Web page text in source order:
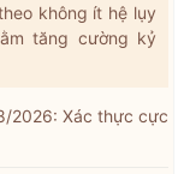
không ít hệ lụy
tăng cường kỷ
2026: Xác thực cực